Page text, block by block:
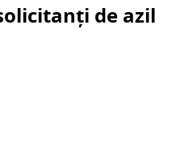
de azil